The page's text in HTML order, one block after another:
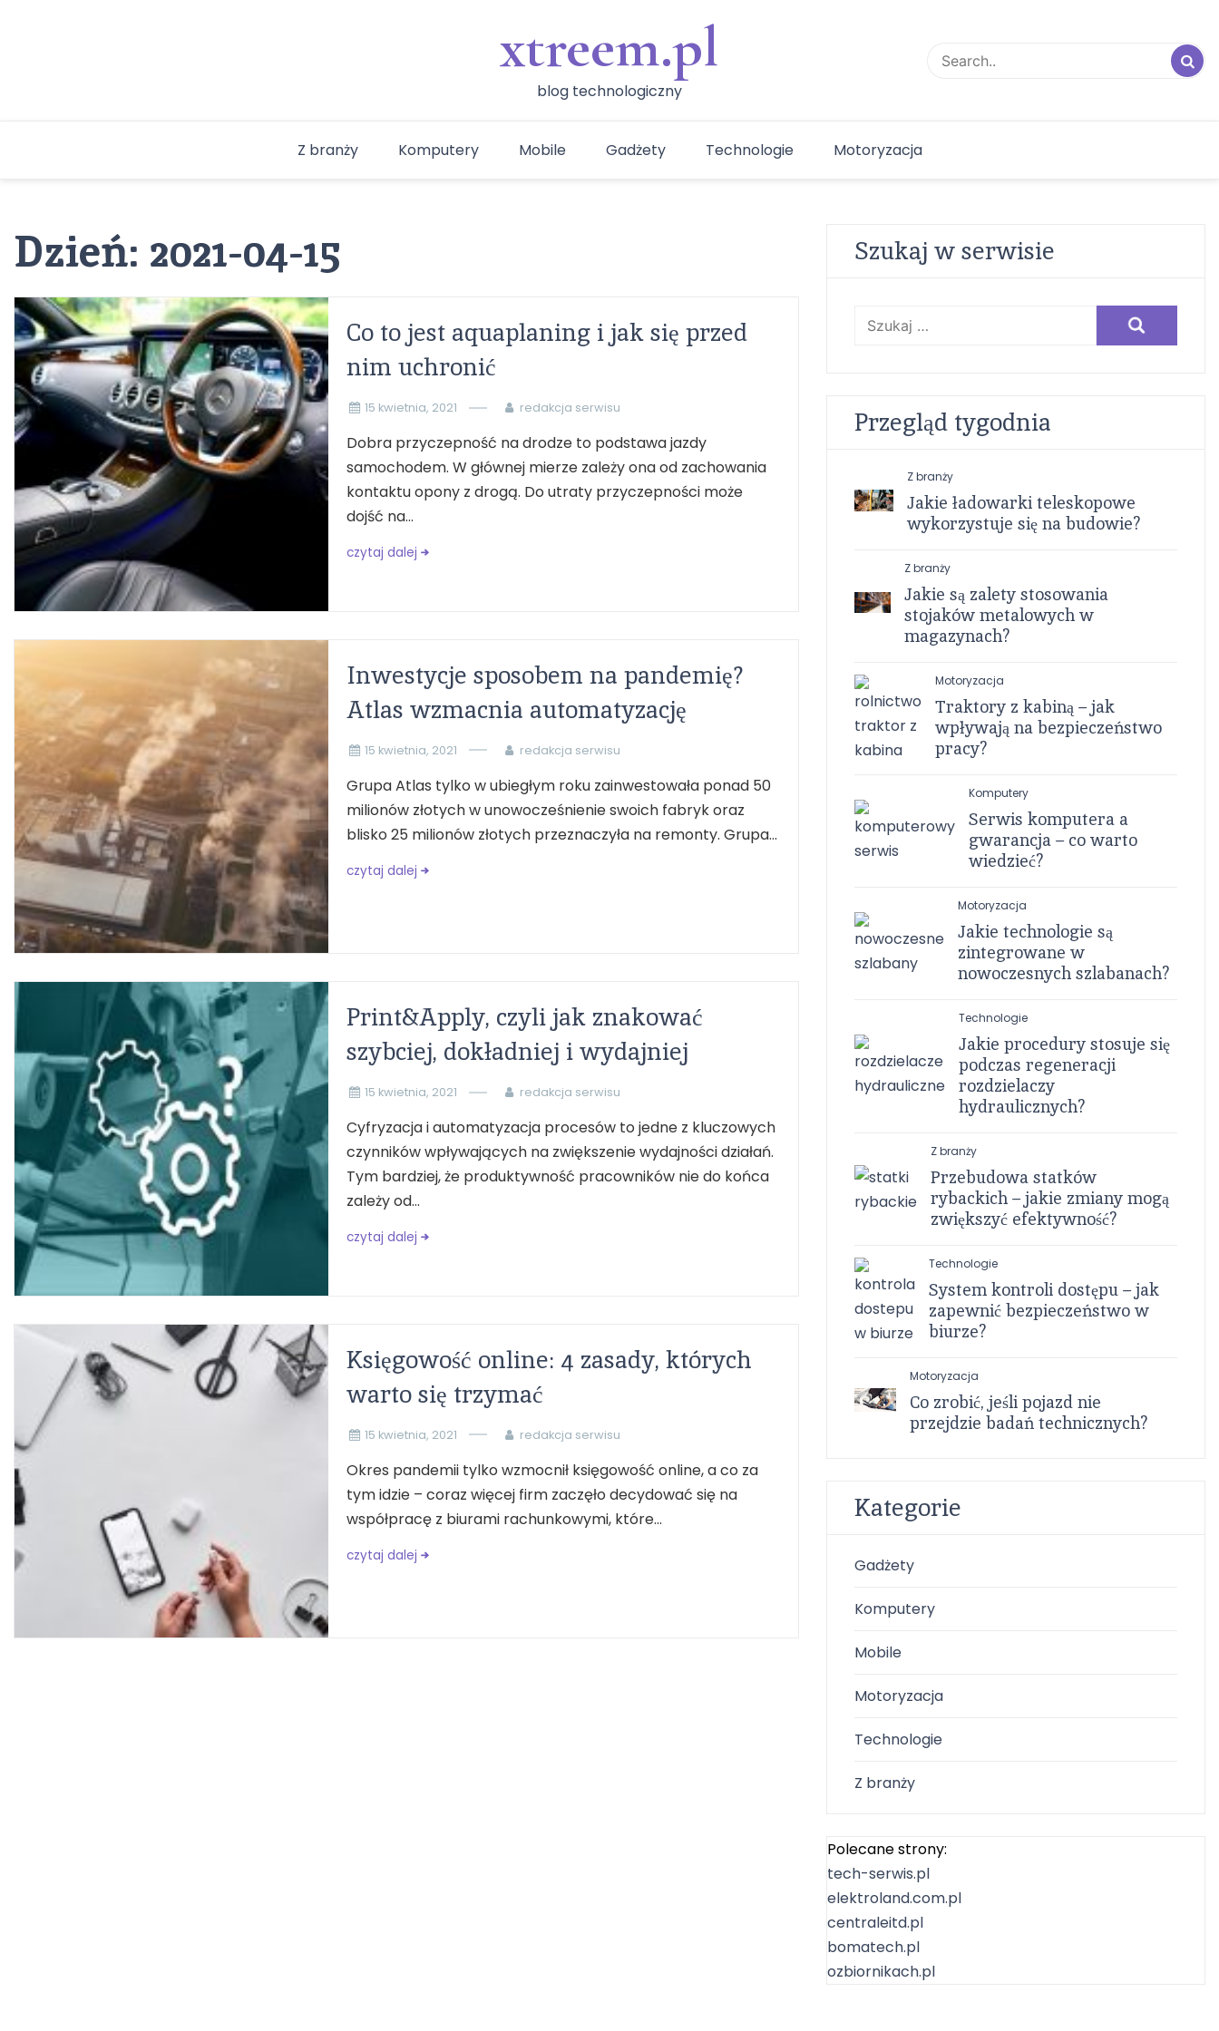
xtreem.pl
blog technologiczny
Z branży Komputery Mobile Gadżety Technologie Motoryzacja
Dzień: 2021-04-15
Co to jest aquaplaning i jak się przed
nim uchronić
15 kwietnia, 2021 redakcja serwisu
Dobra przyczepność na drodze to podstawa jazdy
samochodem. W głównej mierze zależy ona od zachowania
kontaktu opony z drogą. Do utraty przyczepności może
dojść na...
czytaj dalej
Inwestycje sposobem na pandemię?
Atlas wzmacnia automatyzację
15 kwietnia, 2021 redakcja serwisu
Grupa Atlas tylko w ubiegłym roku zainwestowała ponad 50
milionów złotych w unowocześnienie swoich fabryk oraz
blisko 25 milionów złotych przeznaczyła na remonty. Grupa...
czytaj dalej
Print&Apply, czyli jak znakować
szybciej, dokładniej i wydajniej
15 kwietnia, 2021 redakcja serwisu
Cyfryzacja i automatyzacja procesów to jedne z kluczowych
czynników wpływających na zwiększenie wydajności działań.
Tym bardziej, że produktywność pracowników nie do końca
zależy od...
czytaj dalej
Księgowość online: 4 zasady, których
warto się trzymać
15 kwietnia, 2021 redakcja serwisu
Okres pandemii tylko wzmocnił księgowość online, a co za
tym idzie – coraz więcej firm zaczęło decydować się na
współpracę z biurami rachunkowymi, które...
czytaj dalej
Szukaj w serwisie
Szukaj:
Przegląd tygodnia
Z branży
Jakie ładowarki teleskopowe
wykorzystuje się na budowie?
Z branży
Jakie są zalety stosowania
stojaków metalowych w
magazynach?
Motoryzacja
Traktory z kabiną – jak
wpływają na bezpieczeństwo
pracy?
Komputery
Serwis komputera a
gwarancja – co warto
wiedzieć?
Motoryzacja
Jakie technologie są
zintegrowane w
nowoczesnych szlabanach?
Technologie
Jakie procedury stosuje się
podczas regeneracji
rozdzielaczy
hydraulicznych?
Z branży
Przebudowa statków
rybackich – jakie zmiany mogą
zwiększyć efektywność?
Technologie
System kontroli dostępu – jak
zapewnić bezpieczeństwo w
biurze?
Motoryzacja
Co zrobić, jeśli pojazd nie
przejdzie badań technicznych?
Kategorie
Gadżety
Komputery
Mobile
Motoryzacja
Technologie
Z branży
Polecane strony:
tech-serwis.pl
elektroland.com.pl
centraleitd.pl
bomatech.pl
ozbiornikach.pl